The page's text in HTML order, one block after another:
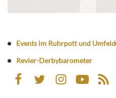
Events im Ruhrpott und Umfeld
Revier-Derbybarometer